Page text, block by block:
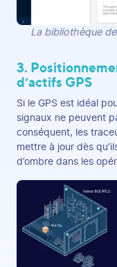
La bibliothèque
3.
d’actifs GPS
Si le GPS est idéal
signaux ne peuvent
conséquent, les
mettre à jour dès
d’ombre dans les